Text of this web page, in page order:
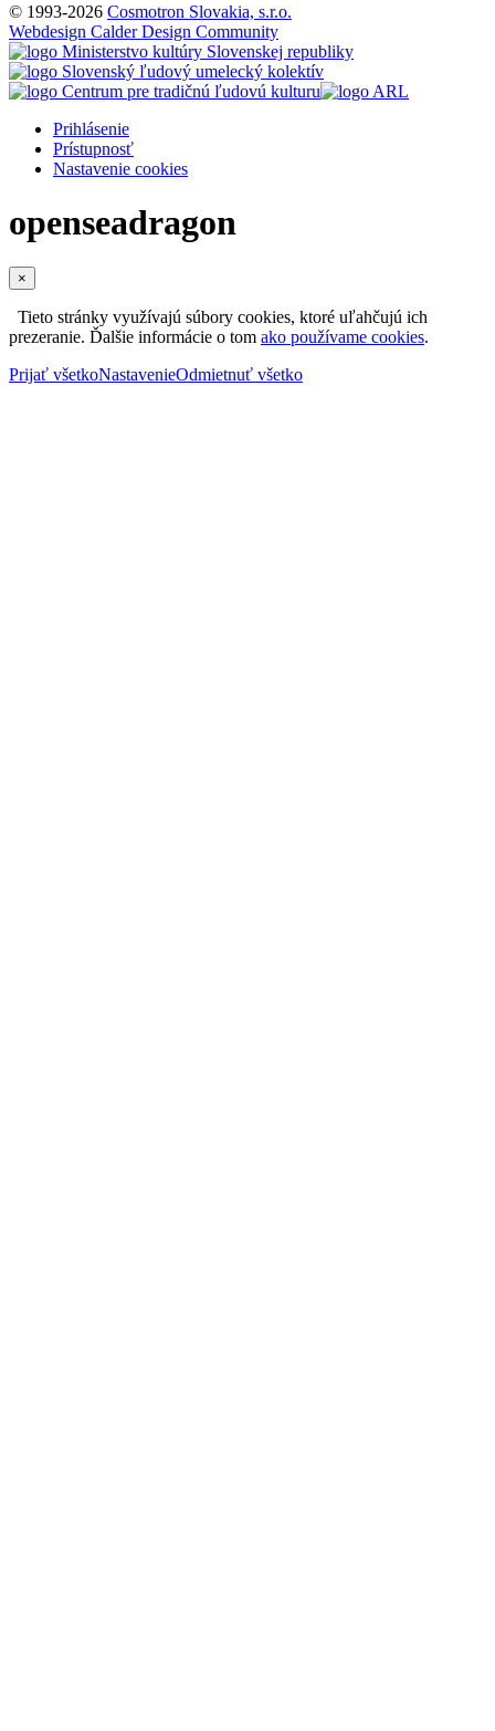
© 1993-2026 Cosmotron Slovakia, s.r.o.
Webdesign Calder Design Community
Prihlásenie
Prístupnosť
Nastavenie cookies
openseadragon
×
Tieto stránky využívajú súbory cookies, ktoré uľahčujú ich
prezeranie. Ďalšie informácie o tom ako používame cookies.
Prijať všetkoNastavenieOdmietnuť všetko